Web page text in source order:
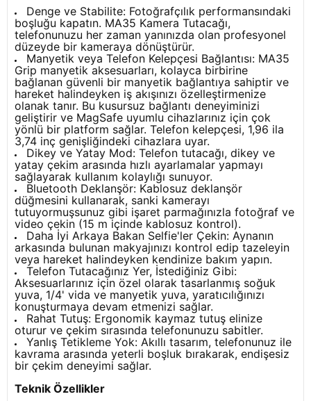
Denge ve Stabilite: Fotoğrafçılık performansındaki
boşluğu kapatın. MA35 Kamera Tutacağı,
telefonunuzu her zaman yanınızda olan profesyonel
düzeyde bir kameraya dönüştürür.
Manyetik veya Telefon Kelepçesi Bağlantısı: MA35
Grip manyetik aksesuarları, kolayca birbirine
bağlanan güvenli bir manyetik bağlantıya sahiptir ve
hareket halindeyken iş akışınızı özelleştirmenize
olanak tanır. Bu kusursuz bağlantı deneyiminizi
geliştirir ve MagSafe uyumlu cihazlarınız için çok
yönlü bir platform sağlar. Telefon kelepçesi, 1,96 ila
3,74 inç genişliğindeki cihazlara uyar.
Dikey ve Yatay Mod: Telefon tutacağı, dikey ve
yatay çekim arasında hızlı ayarlamalar yapmayı
sağlayarak kullanım kolaylığı sunuyor.
Bluetooth Deklanşör: Kablosuz deklanşör
düğmesini kullanarak, sanki kamerayı
tutuyormuşsunuz gibi işaret parmağınızla fotoğraf ve
video çekin (15 m içinde kablosuz kontrol).
Daha İyi Arkaya Bakan Selfie'ler Çekin: Aynanın
arkasında bulunan makyajınızı kontrol edip tazeleyin
veya hareket halindeyken kendinize bakım yapın.
Telefon Tutacağınız Yer, İstediğiniz Gibi:
Aksesuarlarınız için özel olarak tasarlanmış soğuk
yuva, 1/4' vida ve manyetik yuva, yaratıcılığınızı
konuşturmaya devam etmenizi sağlar.
Rahat Tutuş: Ergonomik kaymaz tutuş elinize
oturur ve çekim sırasında telefonunuzu sabitler.
Yanlış Tetikleme Yok: Akıllı tasarım, telefonunuz ile
kavrama arasında yeterli boşluk bırakarak, endişesiz
bir çekim deneyimi sağlar.
Teknik Özellikler